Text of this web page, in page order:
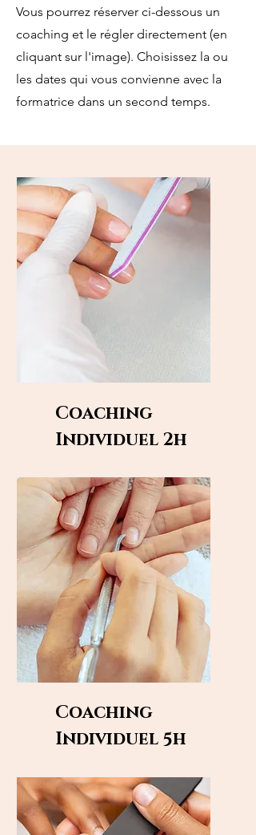
Vous pourrez réserver ci-dessous un
coaching et le régler directement (en
cliquant sur l'image). Choisissez la ou
les dates qui vous convienne avec la
formatrice dans un second temps.
Coaching
Individuel 2h
Coaching
Individuel 5h